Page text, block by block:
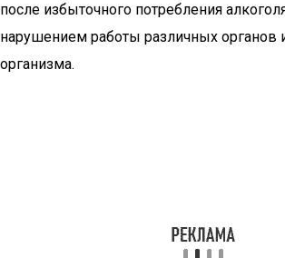
после избыточного потребления
нарушением работы различных органов
организма.